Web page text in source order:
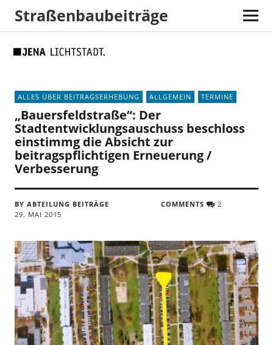
map
Straßenbaubeiträge
ALLES ÜBER BEITRAGSERHEBUNG ALLGEMEIN TERMINE
„Bauersfeldstraße“: Der
Stadtentwicklungsauschuss beschloss
einstimmg die Absicht zur
beitragspflichtigen Erneuerung /
Verbesserung
BY ABTEILUNG BEITRÄGE
29. MAI 2015
COMMENTS 2